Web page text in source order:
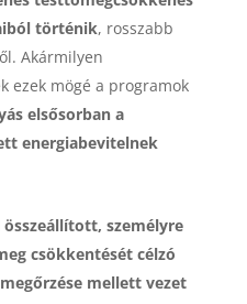
történik, rosszabb
Akármilyen
ezek mögé a programok
elsősorban a
energiabevitelnek
személyre
csökkentését célzó
mellett vezet